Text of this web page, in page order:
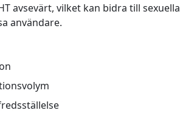
avsevärt, vilket kan bidra till sexuella
användare.